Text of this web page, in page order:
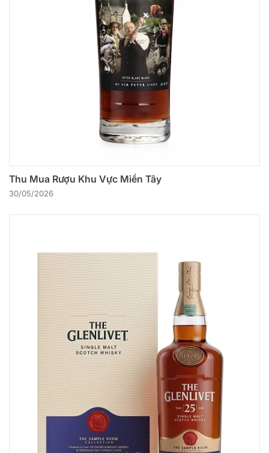
Thu Mua Rượu Khu Vực Miền Tây
30/05/2026